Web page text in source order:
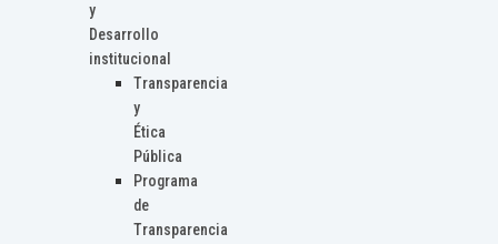
y
Desarrollo
institucional
Transparencia
y
Ética
Pública
Programa
de
Transparencia